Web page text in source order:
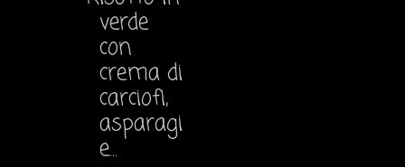
verde
con
crema di
carciofi,
asparagi
e...